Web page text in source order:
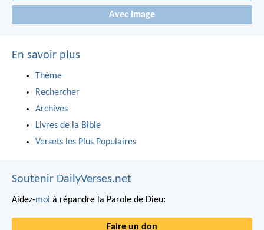
Avec Image
En savoir plus
Thème
Rechercher
Archives
Livres de la Bible
Versets les Plus Populaires
Soutenir DailyVerses.net
Aidez-moi à répandre la Parole de Dieu:
Faire un don